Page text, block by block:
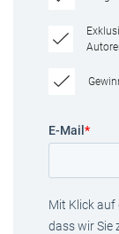
E-Mail *
Mit Klick auf
dass wir Sie